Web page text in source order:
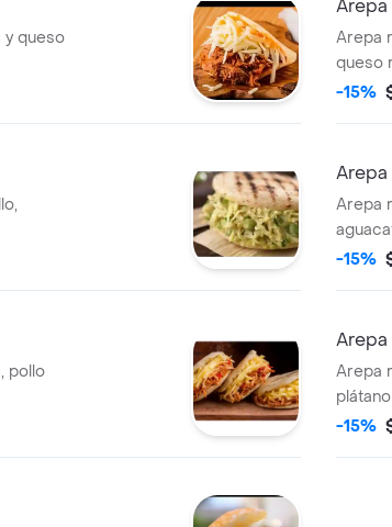
y queso
Arepa
Arepa
queso
-15%
Arepa
Arepa
-15%
pollo
Arepa
Arepa
-15%